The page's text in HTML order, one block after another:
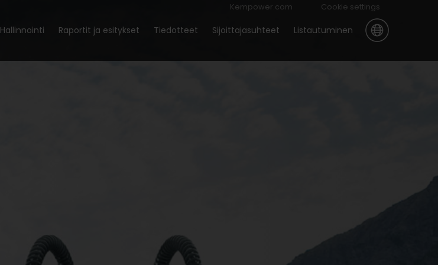
Kempower.com Cookie settings
Hallinnointi Raportit ja esitykset Tiedotteet Sijoittajasuhteet Listautuminen